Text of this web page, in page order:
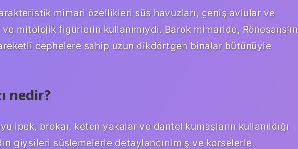
mimari özellikleri süs havuzları, geniş avlular ve
mitolojik figürlerin kullanımıydı. Barok mimaride, Rönesans’ın
cephelere sahip uzun dikdörtgen binalar bütünüyle
nedir?
ipek, brokar, keten yakalar ve dantel kumaşların kullanıldığı
giysileri süslemelerle detaylandırılmış ve korselerle